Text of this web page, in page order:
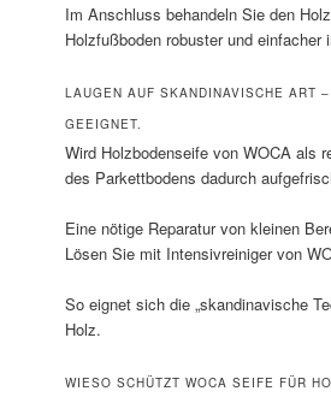
Im Anschluss behandeln Sie den
Holzfußboden robuster und einfacher
LAUGEN AUF SKANDINAVISCHE ART
GEEIGNET.
Wird Holzbodenseife von WOCA als
des Parkettbodens dadurch
Eine nötige Reparatur von kleinen
Lösen Sie mit Intensivreiniger von
So eignet sich die „skandinavische
Holz.
WIESO SCHÜTZT WOCA SEIFE FÜR